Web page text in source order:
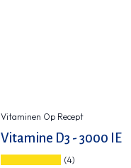
Vitaminen Op Recept
Vitamine D3 - 3000 IE
(4)